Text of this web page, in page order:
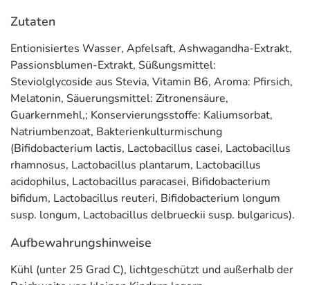
Schlaf unterstützen.
blaues Licht von Ihrem Handy oder Tablet vor dem
Schlafengehen, eine angepasste, fast kühle
Raumtemperatur oder das Weglassen von schweren
Mahlzeiten oder Alkohol vor dem Schlafen.
Eine weitere Möglichkeit bietet dasMediakos
Schlafspray mit Melatonin*, Ashwagandha,
Passionsblumenextrakt und Vitamin B6*. Melatonin
kann dazu beitragen,die Einschlafzeit zu verkürzen
somit die Schlafqualität zu verbessern und sich beim
Aufwachen ausgeruhter zu fühlen.
Welche Inhaltsstoffe sind enthalten?
Melatonin
ist ein Hormon, das unser Körper auf natürliche
Weise produziert, um den Schlaf zu regulieren. Kurz vor
Zutaten
Entionisiertes Wasser, Apfelsaft, Ashwagandha-Extrakt,
Passionsblumen-Extrakt, Süßungsmittel:
Steviolglycoside aus Stevia, Vitamin B6, Aroma: Pfirsich,
Melatonin, Säuerungsmittel: Zitronensäure,
Guarkernmehl,; Konservierungsstoffe: Kaliumsorbat,
Natriumbenzoat, Bakterienkulturmischung
(Bifidobacterium lactis, Lactobacillus casei, Lactobacillus
rhamnosus, Lactobacillus plantarum, Lactobacillus
acidophilus, Lactobacillus paracasei, Bifidobacterium
bifidum, Lactobacillus reuteri, Bifidobacterium longum
susp. longum, Lactobacillus delbrueckii susp. bulgaricus).
Aufbewahrungshinweise
Kühl (unter 25 Grad C), lichtgeschützt und außerhalb der